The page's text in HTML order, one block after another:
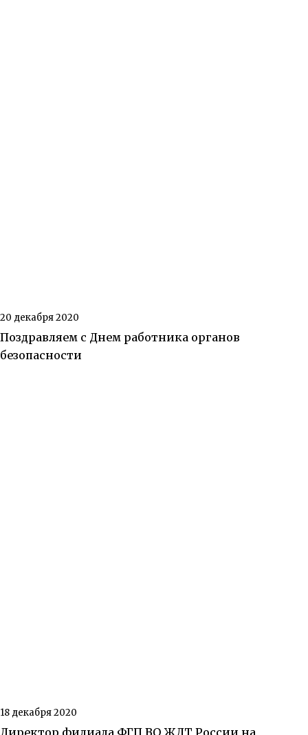
20 декабря 2020
Поздравляем с Днем работника органов
безопасности
18 декабря 2020
Директор филиала ФГП ВО ЖДТ России на